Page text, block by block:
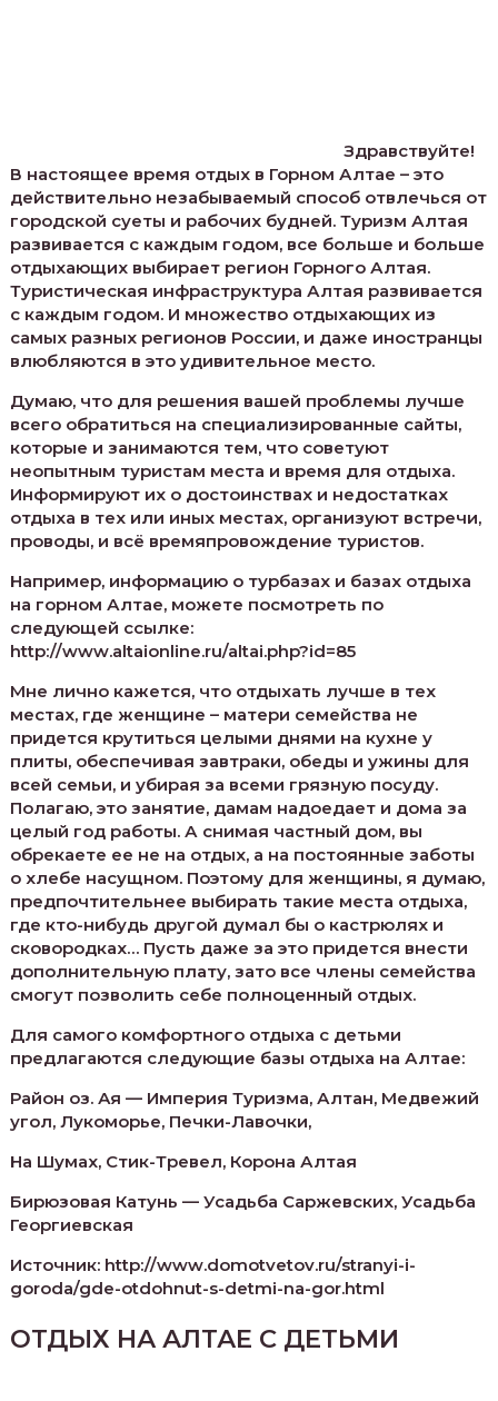
Здравствуйте!
В настоящее время отдых в Горном Алтае – это
действительно незабываемый способ отвлечься от
городской суеты и рабочих будней. Туризм Алтая
развивается с каждым годом, все больше и больше
отдыхающих выбирает регион Горного Алтая.
Туристическая инфраструктура Алтая развивается
с каждым годом. И множество отдыхающих из
самых разных регионов России, и даже иностранцы
влюбляются в это удивительное место.
Думаю, что для решения вашей проблемы лучше
всего обратиться на специализированные сайты,
которые и занимаются тем, что советуют
неопытным туристам места и время для отдыха.
Информируют их о достоинствах и недостатках
отдыха в тех или иных местах, организуют встречи,
проводы, и всё времяпровождение туристов.
Например, информацию о турбазах и базах отдыха
на горном Алтае, можете посмотреть по
следующей ссылке:
http://www.altaionline.ru/altai.php?id=85
Мне лично кажется, что отдыхать лучше в тех
местах, где женщине – матери семейства не
придется крутиться целыми днями на кухне у
плиты, обеспечивая завтраки, обеды и ужины для
всей семьи, и убирая за всеми грязную посуду.
Полагаю, это занятие, дамам надоедает и дома за
целый год работы. А снимая частный дом, вы
обрекаете ее не на отдых, а на постоянные заботы
о хлебе насущном. Поэтому для женщины, я думаю,
предпочтительнее выбирать такие места отдыха,
где кто-нибудь другой думал бы о кастрюлях и
сковородках… Пусть даже за это придется внести
дополнительную плату, зато все члены семейства
смогут позволить себе полноценный отдых.
Для самого комфортного отдыха с детьми
предлагаются следующие базы отдыха на Алтае:
Район оз. Ая — Империя Туризма, Алтан, Медвежий
угол, Лукоморье, Печки-Лавочки,
На Шумах, Стик-Тревел, Корона Алтая
Бирюзовая Катунь — Усадьба Саржевских, Усадьба
Георгиевская
Источник: http://www.domotvetov.ru/stranyi-i-
goroda/gde-otdohnut-s-detmi-na-gor.html
ОТДЫХ НА АЛТАЕ С ДЕТЬМИ